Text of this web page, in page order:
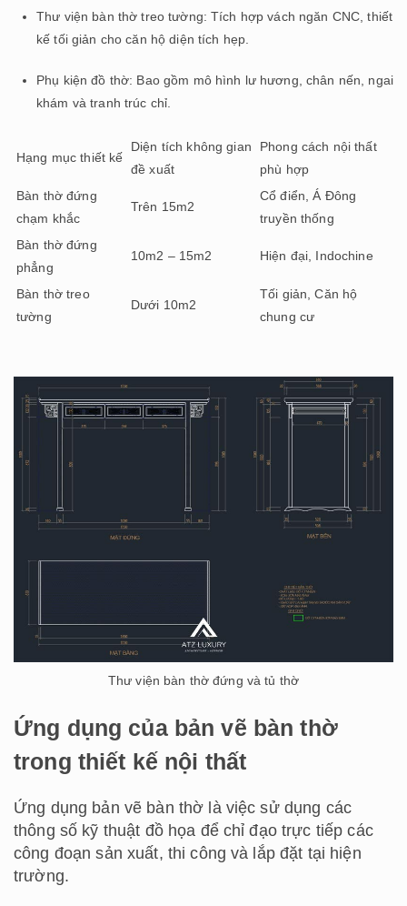
Thư viện bàn thờ treo tường: Tích hợp vách ngăn CNC, thiết
kế tối giản cho căn hộ diện tích hẹp.
Phụ kiện đồ thờ: Bao gồm mô hình lư hương, chân nến, ngai
khám và tranh trúc chỉ.
Hạng mục thiết kế
Diện tích không gian
đề xuất
Phong cách nội thất
phù hợp
Bàn thờ đứng
chạm khắc
Trên 15m2
Cổ điển, Á Đông
truyền thống
Bàn thờ đứng
phẳng
10m2 – 15m2 Hiện đại, Indochine
Bàn thờ treo
tường
Dưới 10m2
Tối giản, Căn hộ
chung cư
Thư viện bàn thờ đứng và tủ thờ
Ứng dụng của bản vẽ bàn thờ
trong thiết kế nội thất
Ứng dụng bản vẽ bàn thờ là việc sử dụng các
thông số kỹ thuật đồ họa để chỉ đạo trực tiếp các
công đoạn sản xuất, thi công và lắp đặt tại hiện
trường.